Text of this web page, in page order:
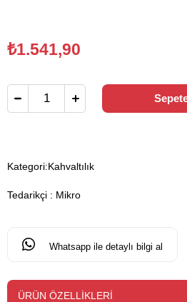
₺1.541,90
Kategori:Kahvaltılık
Tedarikçi : Mikro
Whatsapp ile detaylı bilgi al
ÜRÜN ÖZELLIKLERI